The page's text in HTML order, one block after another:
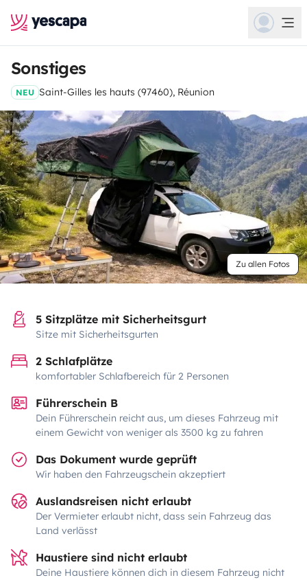
Sonstiges
NEU Saint-Gilles les hauts (97460), Réunion
Zu allen Fotos
5 Sitzplätze mit Sicherheitsgurt
Sitze mit Sicherheitsgurten
2 Schlafplätze
komfortabler Schlafbereich für 2 Personen
Führerschein B
Dein Führerschein reicht aus, um dieses Fahrzeug mit
einem Gewicht von weniger als 3500 kg zu fahren
Das Dokument wurde geprüft
Wir haben den Fahrzeugschein akzeptiert
Auslandsreisen nicht erlaubt
Der Vermieter erlaubt nicht, dass sein Fahrzeug das
Land verlässt
Haustiere sind nicht erlaubt
Deine Haustiere können dich in diesem Fahrzeug nicht